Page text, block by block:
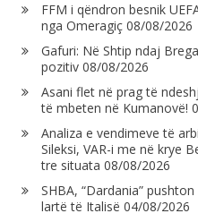
FFM i qëndron besnik
nga Omeragiç 08/08/2026
Gafuri: Në Shtip ndaj
pozitiv 08/08/2026
Asani flet në prag të
të mbeten në Kumanovë!
Analiza e vendimeve të
Sileksi, VAR-i me në krye
tre situata 08/08/2026
SHBA, “Dardania”
lartë të Italisë 04/08/2026